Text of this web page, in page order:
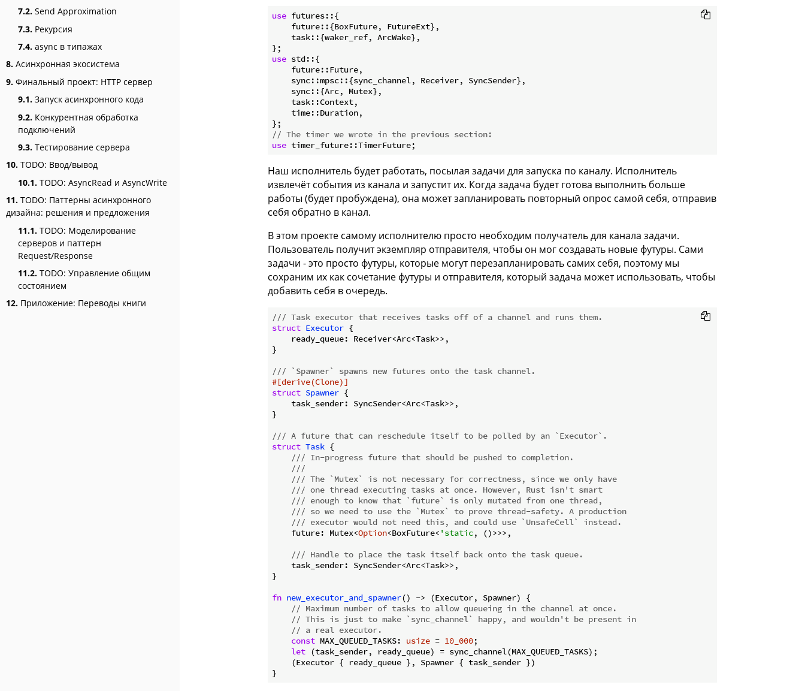
7.2. Send Approximation
7.3. Рекурсия
7.4. async в типажах
8. Асинхронная экосистема
9. Финальный проект: HTTP сервер
9.1. Запуск асинхронного кода
9.2. Конкурентная обработка
подключений
9.3. Тестирование сервера
10. TODO: Ввод/вывод
10.1. TODO: AsyncRead и AsyncWrite
11. TODO: Паттерны асинхронного
дизайна: решения и предложения
11.1. TODO: Моделирование
серверов и паттерн
Request/Response
11.2. TODO: Управление общим
состоянием
12. Приложение: Переводы книги
use futures::{
    future::{BoxFuture, FutureExt},
    task::{waker_ref, ArcWake},
use std::{
    future::Future,
    sync::mpsc::{sync_channel, Receiver, SyncSender},
    sync::{Arc, Mutex},
    task::Context,
    time::Duration,
// The timer we wrote in the previous section:
use
Наш исполнитель будет работать, посылая задачи для запуска по каналу. Исполнитель
извлечёт события из канала и запустит их. Когда задача будет готова выполнить больше
работы (будет пробуждена), она может запланировать повторный опрос самой себя, отправив
себя обратно в канал.
В этом проекте самому исполнителю просто необходим получатель для канала задачи.
Пользователь получит экземпляр отправителя, чтобы он мог создавать новые футуры. Сами
задачи - это просто футуры, которые могут перезапланировать самих себя, поэтому мы
сохраним их как сочетание футуры и отправителя, который задача может использовать, чтобы
добавить себя в очередь.
/// Task executor that receives tasks off of a channel and runs them.
struct Executor {
    ready_queue: Receiver<Arc<Task>>,
}
/// `Spawner` spawns new futures onto the task channel.
#[derive(Clone)]
struct Spawner {
    task_sender: SyncSender<Arc<Task>>,
}
/// A future that can reschedule itself to be polled by an `Executor`.
struct Task {
/// In-progress future that should be pushed to completion.
///
/// The `Mutex` is not necessary for correctness, since we only have
/// one thread executing tasks at once. However, Rust isn't smart
/// enough to know that `future` is only mutated from one thread,
/// so we need to use the `Mutex` to prove thread-safety. A production
/// executor would not need this, and could use `UnsafeCell` instead.
    future: Mutex<
Option<BoxFuture< 'static, ()>>>,
/// Handle to place the task itself back onto the task queue.
    task_sender: SyncSender<Arc<Task>>,
}
fn new_executor_and_spawner() -> (Executor, Spawner) {
// Maximum number of tasks to allow queueing in the channel at once.
// This is just to make `sync_channel` happy, and wouldn't be present in
// a real executor.
const MAX_QUEUED_TASKS: usize = 10_000;
let (task_sender, ready_queue) = sync_channel(MAX_QUEUED_TASKS);
    (Executor { ready_queue }, Spawner { task_sender })